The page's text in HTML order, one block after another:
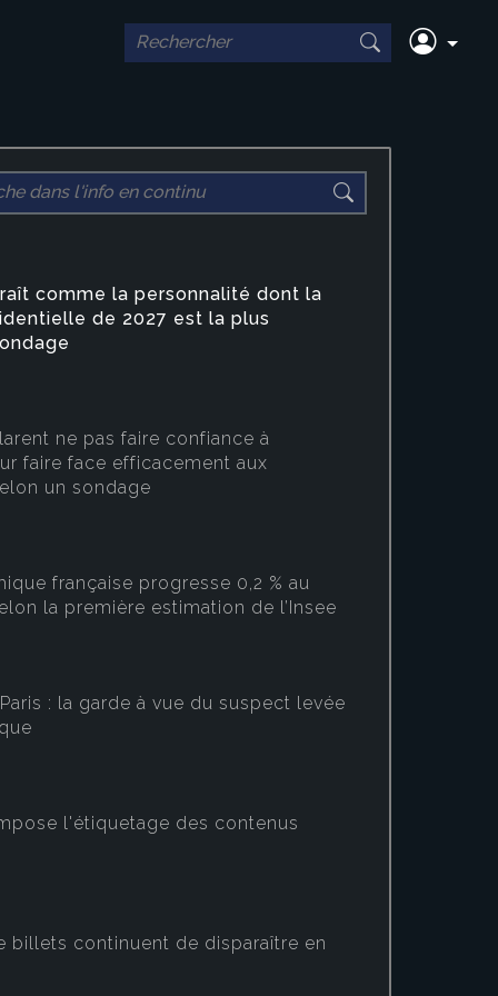
déclarent ne
à
pour faire
aux
selon un
Elabe pour
pas faire confiance à
comme la personnalité dont la
de 2027 est la plus
ne pas faire confiance à
faire face efficacement aux
un sondage
française progresse 0,2 % au
la première estimation de l’Insee
: la garde à vue du suspect levée
l'étiquetage des contenus
billets continuent de disparaître en